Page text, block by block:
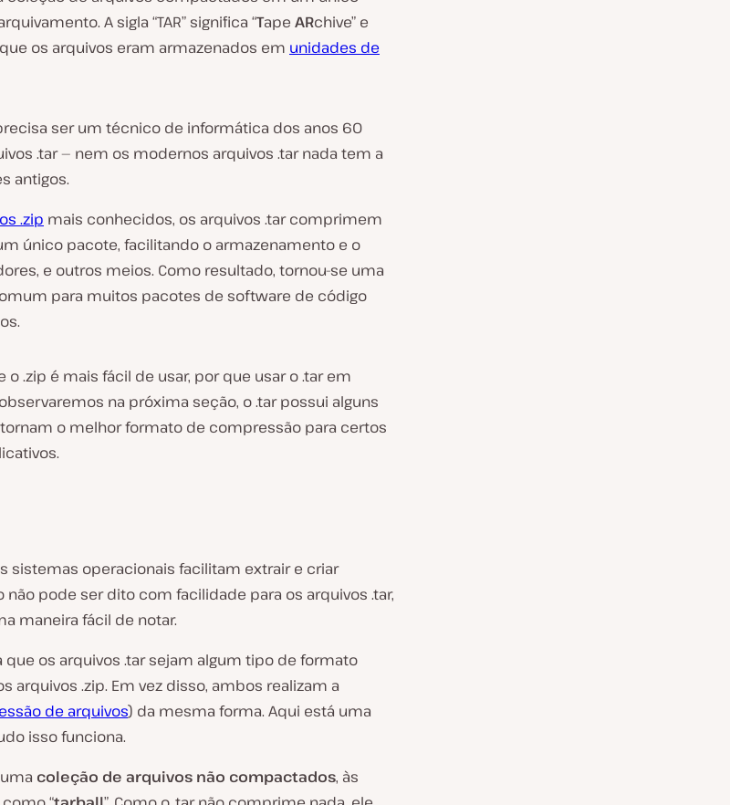
A sigla “TAR” significa “Tape ARchive” e
os arquivos eram armazenados em unidades de
ser um técnico de informática dos anos 60
.tar — nem os modernos arquivos .tar nada tem a
antigos.
.zip mais conhecidos, os arquivos .tar comprimem
único pacote, facilitando o armazenamento e o
e outros meios. Como resultado, tornou-se uma
para muitos pacotes de software de código
o .zip é mais fácil de usar, por que usar o .tar em
na próxima seção, o .tar possui alguns
o melhor formato de compressão para certos
sistemas operacionais facilitam extrair e criar
não pode ser dito com facilidade para os arquivos .tar,
maneira fácil de notar.
que os arquivos .tar sejam algum tipo de formato
arquivos .zip. Em vez disso, ambos realizam a
de arquivos) da mesma forma. Aqui está uma
isso funciona.
coleção de arquivos não compactados, às